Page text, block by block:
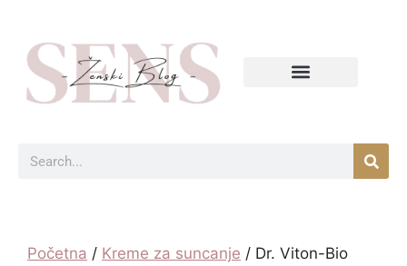
Početna / Kreme za suncanje / Dr. Viton-Bio